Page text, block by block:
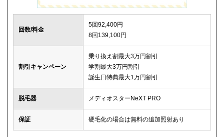
回数/料金
5回92,400円
8回139,100円
割引キャンペーン
乗り換え割最大3万円割引
学割最大3万円割引
誕生日特典最大1万円割引
脱毛器 メディオスターNeXT PRO
保証 硬毛化の場合は無料の追加照射あり